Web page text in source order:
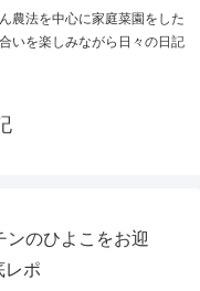
農法を中心に家庭菜園をした
いを楽しみながら日々の日記
ンのひよこをお迎
レポ